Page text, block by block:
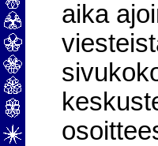
aika